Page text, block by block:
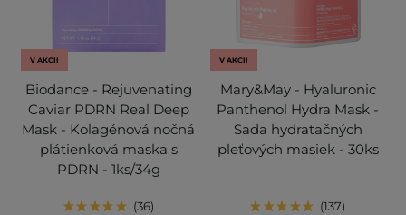
V AKCII
Biodance - Rejuvenating
Caviar PDRN Real Deep
Mask - Kolagénová nočná
plátienková maska s
PDRN - 1ks/34g
36
V AKCII
Mary&May - Hyaluronic
Panthenol Hydra Mask -
Sada hydratačných
pleťových masiek - 30ks
137